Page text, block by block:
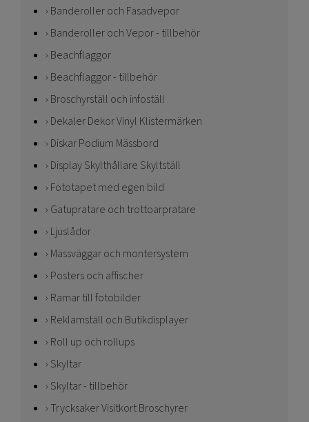
Banderoller och Fasadvepor
Banderoller och Vepor - tillbehör
Beachflaggor
Beachflaggor - tillbehör
Broschyrställ och infoställ
Dekaler Dekor Vinyl Klistermärken
Diskar Podium Mässbord
Display Skylthållare Skyltställ
Fototapet med egen bild
Gatupratare och trottoarpratare
Ljuslådor
Mässväggar och montersystem
Posters och affischer
Ramar till fotobilder
Reklamställ och Butikdisplayer
Roll up och rollups
Skyltar
Skyltar - tillbehör
Trycksaker Visitkort Broschyrer